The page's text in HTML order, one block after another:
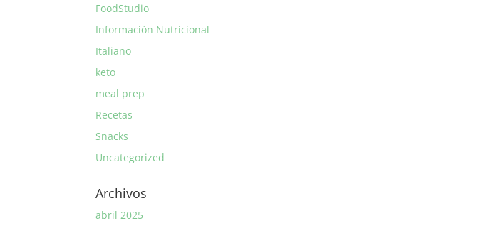
FoodStudio
Información Nutricional
Italiano
keto
meal prep
Recetas
Snacks
Uncategorized
Archivos
abril 2025